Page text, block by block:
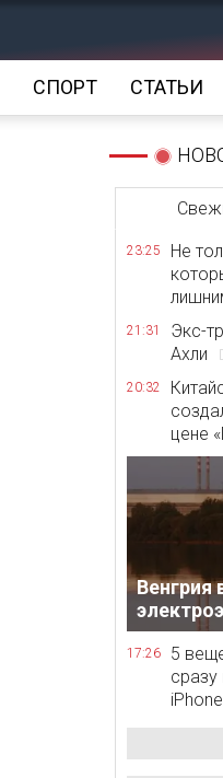
СПОРТ СТАТЬИ
23:25
Не
21:31
Экс-
Ахли
20:32
цене
Венгрия
17:26
5
сразу
iPhone